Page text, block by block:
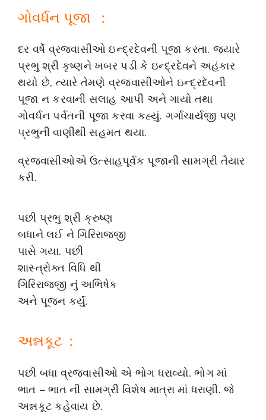
ગોવર્ધન પૂજા :
દર વર્ષે વ્રજવાસીઓ ઇન્દ્રદેવની પૂજા કરતા. જ્યારે
પ્રભુ શ્રી કૃષ્ણને ખબર પડી કે ઇન્દ્રદેવને અહંકાર
થયો છે, ત્યારે તેમણે વ્રજવાસીઓને ઇન્દ્રદેવની
પૂજા ન કરવાની સલાહ આપી અને ગાયો તથા
ગોવર્ધન પર્વતની પૂજા કરવા કહ્યું. ગર્ગાચાર્યજી પણ
પ્રભુની વાણીથી સહમત થયા.
વ્રજવાસીઓએ ઉત્સાહપૂર્વક પૂજાની સામગ્રી તૈયાર
કરી.
પછી પ્રભુ શ્રી ક્રુષ્ણ
બધાને લઈ ને ગિરિરાજજી
પાસે ગયા. પછી
શાસ્ત્રોક્ત વિધિ થી
ગિરિરાજજી નું અભિષેક
અને પૂજન કર્યું.
અન્નકૂટ :
પછી બધા વ્રજવાસીઓ એ ભોગ ધરાવ્યો. ભોગ માં
ભાત – ભાત ની સામગ્રી વિશેષ માત્રા માં ધરાણી. જે
અન્નકૂટ કહેવાય છે.